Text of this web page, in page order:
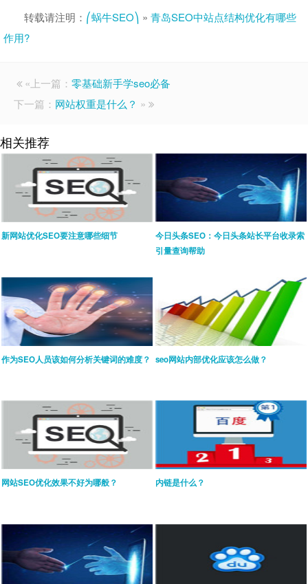
转载请注明： ⎛蜗牛SEO⎞ » 青岛SEO中站点结构优化有哪些
作用?
«上一篇： 零基础新手学seo必备
下一篇： 网站权重是什么？ »
相关推荐
新网站优化SEO要注意哪些细节
今日头条SEO：今日头条站长平台收录索
引量查询帮助
作为SEO人员该如何分析关键词的难度？ seo网站内部优化应该怎么做？
网站SEO优化效果不好为哪般？ 内链是什么？